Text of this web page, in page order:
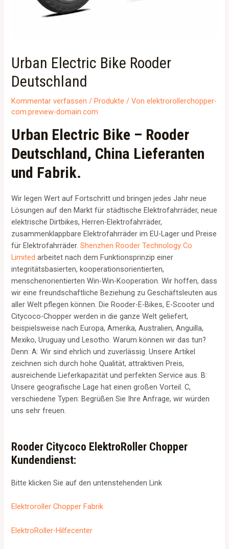
Urban Electric Bike Rooder
Deutschland
Kommentar verfassen /Produkte / Vonelektrorollerchopper-
com.preview-domain.com
Urban Electric Bike – Rooder
Deutschland, China Lieferanten
und Fabrik.
Wir legen Wert auf Fortschritt und bringen jedes Jahr neue
Lösungen auf den Markt für städtische Elektrofahrräder, neue
elektrische Dirtbikes, Herren-Elektrofahrräder,
zusammenklappbare Elektrofahrräder im EU-Lager und Preise
für Elektrofahrräder.Shenzhen Rooder Technology Co
Limited arbeitet nach dem Funktionsprinzip einer
integritätsbasierten, kooperationsorientierten,
menschenorientierten Win-Win-Kooperation. Wir hoffen, dass
wir eine freundschaftliche Beziehung zu Geschäftsleuten aus
aller Welt pflegen können. Die Rooder-E-Bikes, E-Scooter und
Citycoco-Chopper werden in die ganze Welt geliefert,
beispielsweise nach Europa, Amerika, Australien, Anguilla,
Mexiko, Uruguay und Lesotho. Warum können wir das tun?
Denn: A: Wir sind ehrlich und zuverlässig. Unsere Artikel
zeichnen sich durch hohe Qualität, attraktiven Preis,
ausreichende Lieferkapazität und perfekten Service aus. B:
Unsere geografische Lage hat einen großen Vorteil. C,
verschiedene Typen: Begrüßen Sie Ihre Anfrage, wir würden
uns sehr freuen.
Rooder Citycoco ElektroRoller Chopper
Kundendienst:
Bitte klicken Sie auf den untenstehenden Link
Elektroroller Chopper Fabrik
ElektroRoller-Hilfecenter